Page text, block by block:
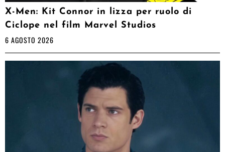
X-Men: Kit Connor in lizza per ruolo di
Ciclope nel film Marvel Studios
6 AGOSTO 2026